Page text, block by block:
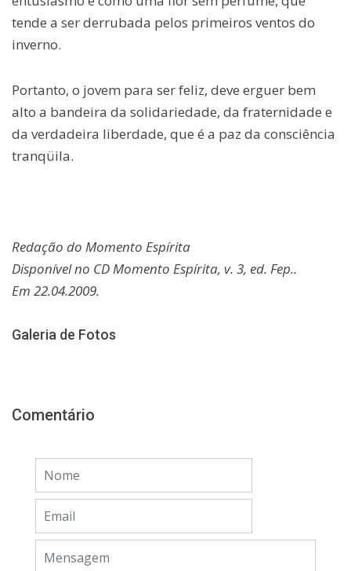
tende a ser derrubada pelos primeiros ventos do
inverno.
Portanto, o jovem para ser feliz, deve erguer bem
alto a bandeira da solidariedade, da fraternidade e
da verdadeira liberdade, que é a paz da consciência
tranqüila.
Redação do Momento Espírita
Disponível no CD Momento Espírita, v. 3, ed. Fep..
Em 22.04.2009.
Galeria de Fotos
Comentário